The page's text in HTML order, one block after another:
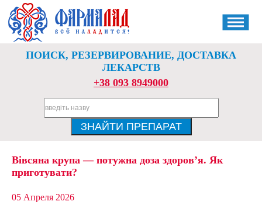
ПОИСК, РЕЗЕРВИРОВАНИЕ, ДОСТАВКА
ЛЕКАРСТВ
+38 093 8949000
Вівсяна крупа — потужна доза здоров’я. Як
приготувати?
05 Апреля 2026